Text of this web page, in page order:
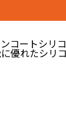
コートシリ
優れたシリ